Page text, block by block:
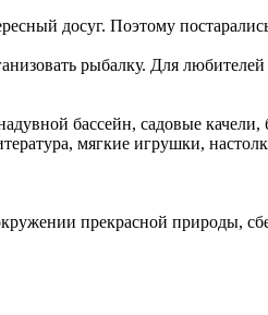
досуг. Поэтому
рыбалку. Для
бассейн, садовые
мягкие игрушки,
прекрасной природы,